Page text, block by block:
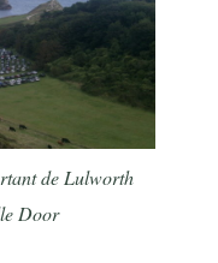
de Lulworth
Door